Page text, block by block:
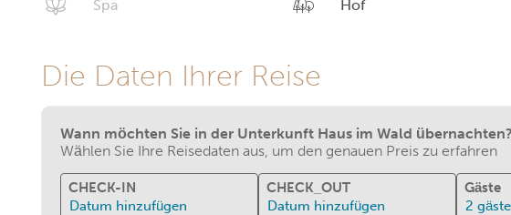
Spa
Hof
Die Daten Ihrer Reise
Wann möchten Sie in der Unterkunft Haus im Wald übernachten?
Wählen Sie Ihre Reisedaten aus, um den genauen Preis zu erfahren
CHECK-IN
Datum hinzufügen
CHECK_OUT
Datum hinzufügen
Gäste
2 gäste